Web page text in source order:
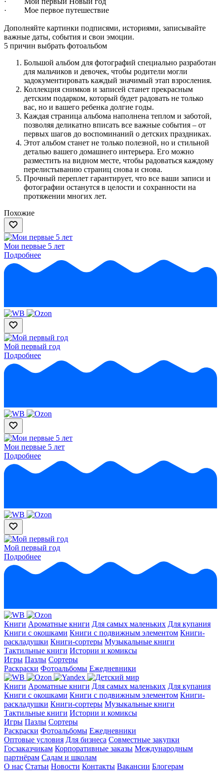
· Мое первое путешествие
Дополняйте картинки подписями, историями, записывайте
важные даты, события и свои эмоции.
5 причин выбрать фотоальбом
Большой альбом для фотографий специально разработан
для мальчиков и девочек, чтобы родители могли
задокументировать каждый значимый этап взросления.
Коллекция снимков и записей станет прекрасным
детским подарком, который будет радовать не только
вас, но и вашего ребенка долгие годы.
Каждая страница альбома наполнена теплом и заботой,
позволяя деликатно вписать все важные события – от
первых шагов до воспоминаний о детских праздниках.
Этот альбом станет не только полезной, но и стильной
деталью вашего домашнего интерьера. Его можно
разместить на видном месте, чтобы радоваться каждому
перелистыванию страниц снова и снова.
Прочный переплет гарантирует, что все ваши записи и
фотографии останутся в целости и сохранности на
протяжении многих лет.
Похожие
Мои первые 5 лет
Подробнее
Мой первый год
Подробнее
Мои первые 5 лет
Подробнее
Мой первый год
Подробнее
Книги Ароматные книги Для самых маленьких Для купания
Книги с окошками Книги с подвижным элементом Книги-
раскладушки Книги-сортеры Музыкальные книги
Тактильные книги Истории и комиксы
Игры Пазлы Сортеры
Раскраски Фотоальбомы Ежедневники
Книги Ароматные книги Для самых маленьких Для купания
Книги с окошками Книги с подвижным элементом Книги-
раскладушки Книги-сортеры Музыкальные книги
Тактильные книги Истории и комиксы
Игры Пазлы Сортеры
Раскраски Фотоальбомы Ежедневники
Оптовые условия Для бизнеса Совместные закупки
Госзаказчикам Корпоративные заказы Международным
партнёрам Садам и школам
О нас Статьи Новости Контакты Вакансии Блогерам